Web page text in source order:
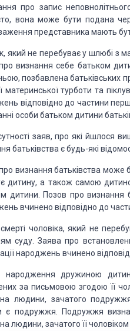
про запис
вона може бути подана
представника мають
який не перебуває у шлюбі з
визнання себе батьком
позбавлена батьківсь­ких
материнської турботи та
відповідно до частини
особи батьком дитини
заяв, про які йшлося
батьківства єбудь-які
визнання батьківства може
дитину, а також самою
дитини. Позов про виз­нання
вчинено відповідно до
чоловіка, який не
суду. Заява про
народжень вчинено
народження дружиною
за письмовою згодою її
людини, зачатого
є подружжя. Подружжя
лю­дини, зачатого її